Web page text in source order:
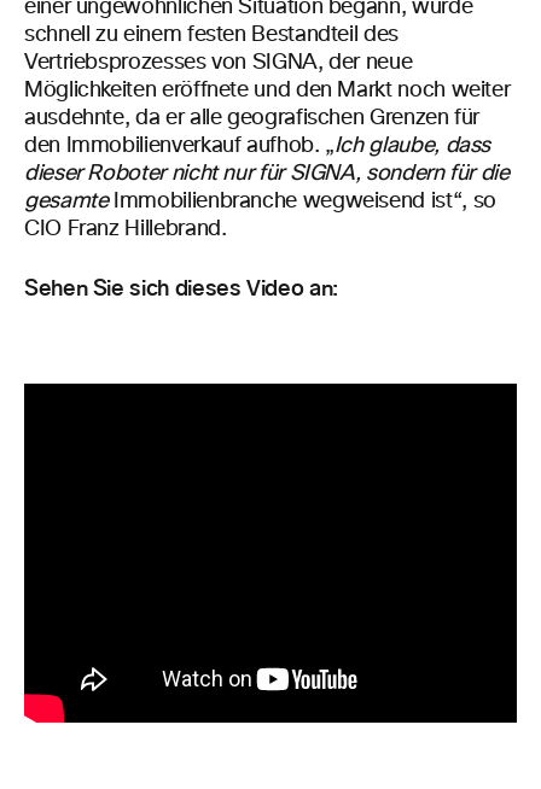
einer ungewöhnlichen Situation begann, wurde
schnell zu einem festen Bestandteil des
Vertriebsprozesses von SIGNA, der neue
Möglichkeiten eröffnete und den Markt noch weiter
ausdehnte, da er alle geografischen Grenzen für
den Immobilienverkauf aufhob. „Ich glaube, dass
dieser Roboter nicht nur für SIGNA, sondern für die
gesamte Immobilienbranche wegweisend ist“, so
CIO Franz Hillebrand.
Sehen Sie sich dieses Video an: